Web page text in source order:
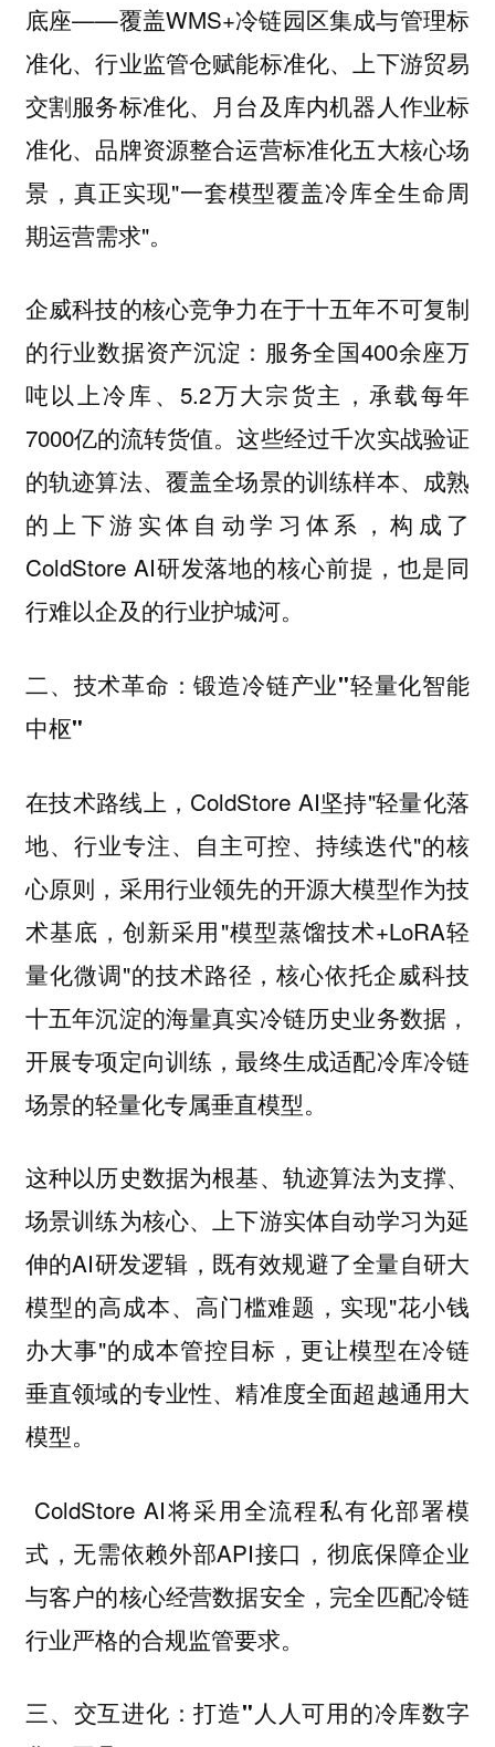
底座——覆盖WMS+冷链园区集成与管理标
准化、行业监管仓赋能标准化、上下游贸易
交割服务标准化、月台及库内机器人作业标
准化、品牌资源整合运营标准化五大核心场
景，真正实现"一套模型覆盖冷库全生命周
期运营需求"。
企威科技的核心竞争力在于十五年不可复制
的行业数据资产沉淀：服务全国400余座万
吨以上冷库、5.2万大宗货主，承载每年
7000亿的流转货值。这些经过千次实战验证
的轨迹算法、覆盖全场景的训练样本、成熟
的上下游实体自动学习体系，构成了
ColdStore AI研发落地的核心前提，也是同
行难以企及的行业护城河。
二、技术革命：锻造冷链产业"轻量化智能
中枢"
在技术路线上，ColdStore AI坚持"轻量化落
地、行业专注、自主可控、持续迭代"的核
心原则，采用行业领先的开源大模型作为技
术基底，创新采用"模型蒸馏技术+LoRA轻
量化微调"的技术路径，核心依托企威科技
十五年沉淀的海量真实冷链历史业务数据，
开展专项定向训练，最终生成适配冷库冷链
场景的轻量化专属垂直模型。
这种以历史数据为根基、轨迹算法为支撑、
场景训练为核心、上下游实体自动学习为延
伸的AI研发逻辑，既有效规避了全量自研大
模型的高成本、高门槛难题，实现"花小钱
办大事"的成本管控目标，更让模型在冷链
垂直领域的专业性、精准度全面超越通用大
模型。
ColdStore AI将采用全流程私有化部署模
式，无需依赖外部API接口，彻底保障企业
与客户的核心经营数据安全，完全匹配冷链
行业严格的合规监管要求。
三、交互进化：打造"人人可用的冷库数字